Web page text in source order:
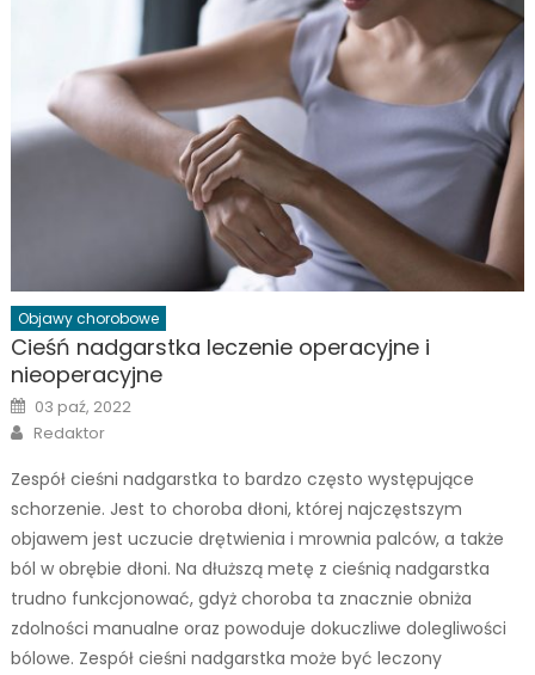
Objawy chorobowe
Cieśń nadgarstka leczenie operacyjne i
nieoperacyjne
Posted
on
03 paź, 2022
Author
Redaktor
Zespół cieśni nadgarstka to bardzo często występujące
schorzenie. Jest to choroba dłoni, której najczęstszym
objawem jest uczucie drętwienia i mrownia palców, a także
ból w obrębie dłoni. Na dłuższą metę z cieśnią nadgarstka
trudno funkcjonować, gdyż choroba ta znacznie obniża
zdolności manualne oraz powoduje dokuczliwe dolegliwości
bólowe. Zespół cieśni nadgarstka może być leczony